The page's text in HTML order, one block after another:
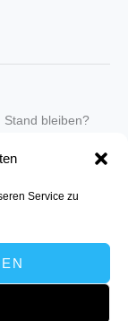
Service zu
Stand bleiben?
auf.